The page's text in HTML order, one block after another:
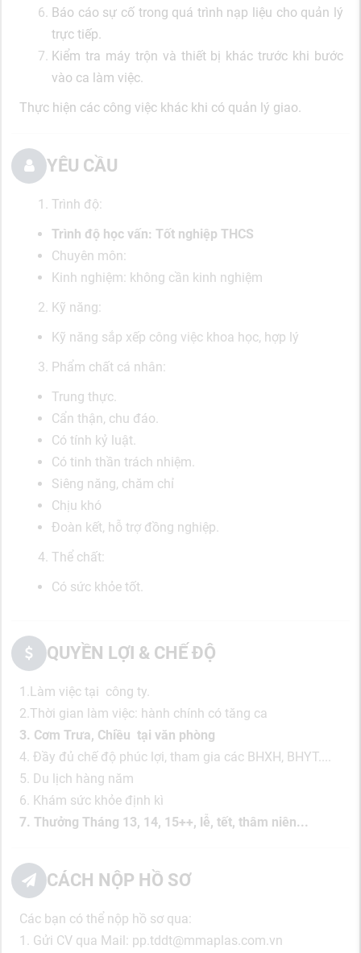
Báo cáo sự cố trong quá trình nạp liệu cho quản lý
trực tiếp.
Kiểm tra máy trộn và thiết bị khác trước khi bước
vào ca làm việc.
Thực hiện các công việc khác khi có quản lý giao.
YÊU CẦU
Trình độ:
Trình độ học vấn: Tốt nghiệp THCS
Chuyên môn:
Kinh nghiệm: không cần kinh nghiệm
Kỹ năng:
Kỹ năng sắp xếp công việc khoa học, hợp lý
Phẩm chất cá nhân:
Trung thực.
Cẩn thận, chu đáo.
Có tính kỷ luật.
Có tinh thần trách nhiệm.
Siêng năng, chăm chỉ
Chịu khó
Đoàn kết, hỗ trợ đồng nghiệp.
Thể chất:
Có sức khỏe tốt.
QUYỀN LỢI & CHẾ ĐỘ
1.Làm việc tại công ty.
2.Thời gian làm việc: hành chính có tăng ca
3. Cơm Trưa, Chiều tại văn phòng
4. Đầy đủ chế độ phúc lợi, tham gia các BHXH, BHYT....
5. Du lịch hàng năm
6. Khám sức khỏe định kì
7. Thưởng Tháng 13, 14, 15++, lễ, tết, thâm niên...
CÁCH NỘP HỒ SƠ
Các bạn có thể nộp hồ sơ qua:
1. Gửi CV qua Mail: pp.tddt@mmaplas.com.vn